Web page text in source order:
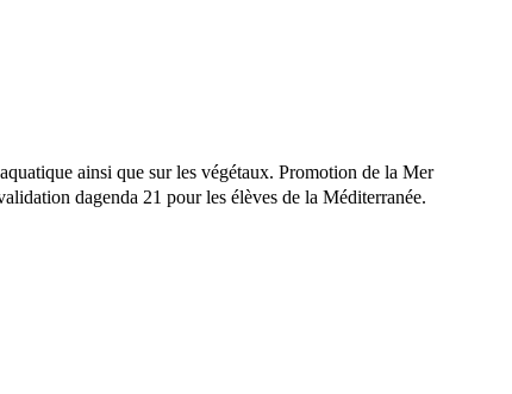
ainsi que sur les végétaux. Promotion de la Mer
dagenda 21 pour les élèves de la Méditerranée.